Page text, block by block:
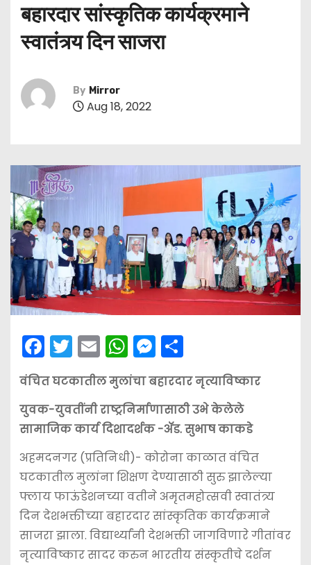
बहारदार सांस्कृतिक कार्यक्रमाने
स्वातंत्र्य दिन साजरा
By Mirror
Aug 18, 2022
F
a
c
e
b
o
o
k
T
w
itt
er
E
m
ai
l
W
h
a
ts
A
p
p
M
e
s
s
e
n
g
er
S
h
ar
e
वंचित घटकातील मुलांचा बहारदार नृत्याविष्कार
युवक-युवतींनी राष्ट्रनिर्माणासाठी उभे केलेले
सामाजिक कार्य दिशादर्शक -अ‍ॅड. सुभाष काकडे
अहमदनगर (प्रतिनिधी)- कोरोना काळात वंचित
घटकातील मुलांना शिक्षण देण्यासाठी सुरु झालेल्या
फ्लाय फाऊंडेशनच्या वतीने अमृतमहोत्सवी स्वातंत्र्य
दिन देशभक्तीच्या बहारदार सांस्कृतिक कार्यक्रमाने
साजरा झाला. विद्यार्थ्यांनी देशभक्ती जागविणारे गीतांवर
नृत्याविष्कार सादर करुन भारतीय संस्कृतीचे दर्शन